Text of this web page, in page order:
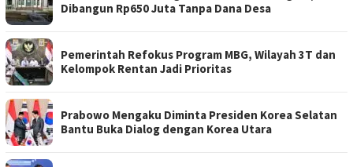
Dibangun Rp650 Juta Tanpa Dana Desa
Pemerintah Refokus Program MBG, Wilayah 3T dan
Kelompok Rentan Jadi Prioritas
Prabowo Mengaku Diminta Presiden Korea Selatan
Bantu Buka Dialog dengan Korea Utara